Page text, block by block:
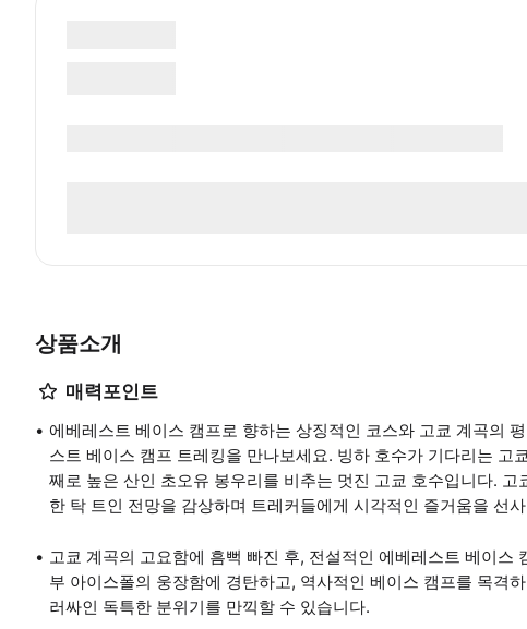
상품소개
매력포인트
에베레스트 베이스 캠프로 향하는 상징적인 코스와 고쿄 계곡의
스트 베이스 캠프 트레킹을 만나보세요. 빙하 호수가 기다리는 고
째로 높은 산인 초오유 봉우리를 비추는 멋진 고쿄 호수입니다.
한 탁 트인 전망을 감상하며 트레커들에게 시각적인 즐거움을 선
고쿄 계곡의 고요함에 흠뻑 빠진 후, 전설적인 에베레스트 베이스
부 아이스폴의 웅장함에 경탄하고, 역사적인 베이스 캠프를 목격
러싸인 독특한 분위기를 만끽할 수 있습니다.